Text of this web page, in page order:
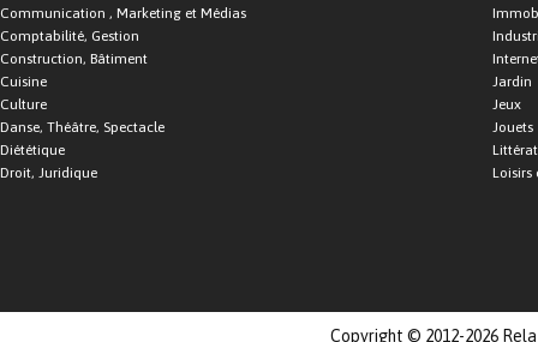
Communication , Marketing et Médias
Comptabilité, Gestion
Construction, Bâtiment
Cuisine
Culture
Danse, Théâtre, Spectacle
Diététique
Droit, Juridique
Jardin
Jeux
Jouets
Loisirs
Copyright © 2012-2026